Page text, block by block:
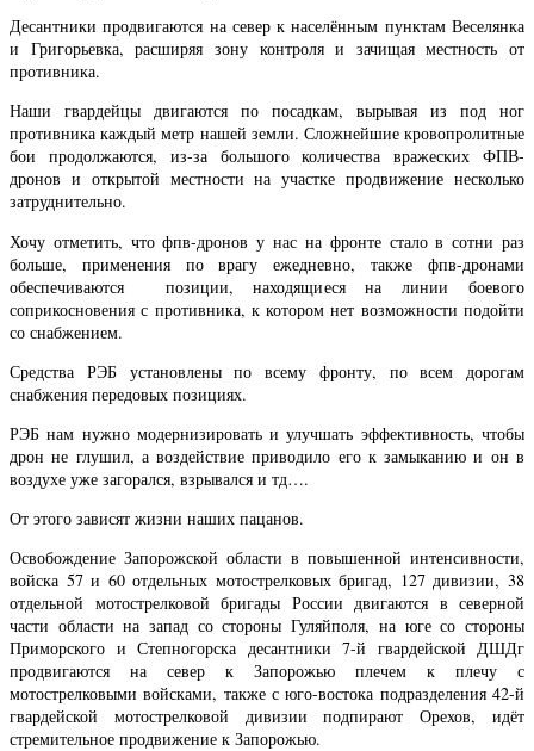
Десантники продвигаются на север к населённым пунктам Веселянка
и Григорьевка, расширяя зону контроля и зачищая местность от
противника.
Наши гвардейцы двигаются по посадкам, вырывая из под ног
противника каждый метр нашей земли. Сложнейшие кровопролитные
бои продолжаются, из-за большого количества вражеских ФПВ-
дронов и открытой местности на участке продвижение несколько
затруднительно.
Хочу отметить, что фпв-дронов у нас на фронте стало в сотни раз
больше, применения по врагу ежедневно, также фпв-дронами
обеспечиваются позиции, находящиеся на линии боевого
соприкосновения с противника, к котором нет возможности подойти
со снабжением.
Средства РЭБ установлены по всему фронту, по всем дорогам
снабжения передовых позициях.
РЭБ нам нужно модернизировать и улучшать эффективность, чтобы
дрон не глушил, а воздействие приводило его к замыканию и он в
воздухе уже загорался, взрывался и тд….
От этого зависят жизни наших пацанов.
Освобождение Запорожской области в повышенной интенсивности,
войска 57 и 60 отдельных мотострелковых бригад, 127 дивизии, 38
отдельной мотострелковой бригады России двигаются в северной
части области на запад со стороны Гуляйполя, на юге со стороны
Приморского и Степногорска десантники 7-й гвардейской ДШДг
продвигаются на север к Запорожью плечем к плечу с
мотострелковыми войсками, также с юго-востока подразделения 42-й
гвардейской мотострелковой дивизии подпирают Орехов, идёт
стремительное продвижение к Запорожью.